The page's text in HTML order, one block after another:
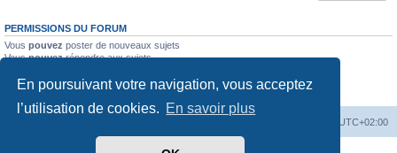
En poursuivant votre navigation, vous acceptez
l’utilisation de cookies. En savoir plus
PERMISSIONS DU FORUM
Vous pouvez poster de nouveaux sujets
Vouspouvezrépondre aux sujets
Vousne pouvez passupprimer vos messages
ne pouvez pas joindre des fichiers
UTC+02:00